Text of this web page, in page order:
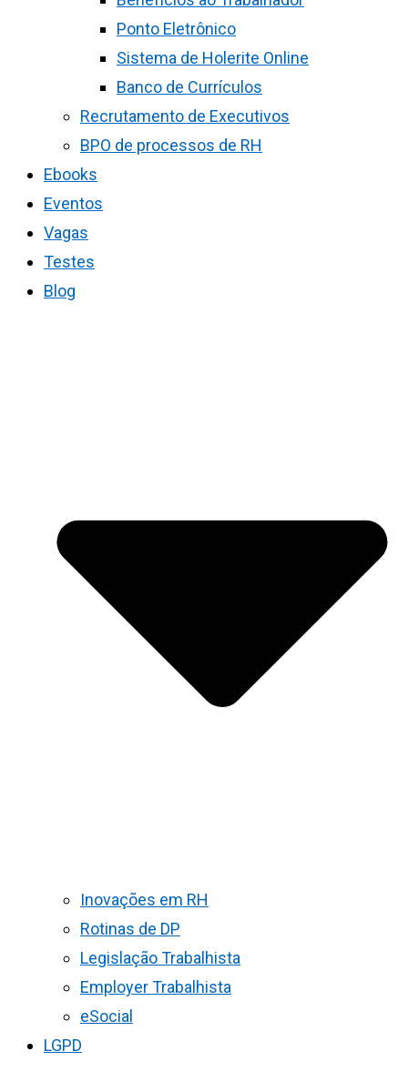
Ponto Eletrônico
Sistema de Holerite Online
Banco de Currículos
Recrutamento de Executivos
BPO de processos de RH
Ebooks
Eventos
Vagas
Testes
Blog
Inovações em RH
Rotinas de DP
Legislação Trabalhista
Employer Trabalhista
eSocial
LGPD